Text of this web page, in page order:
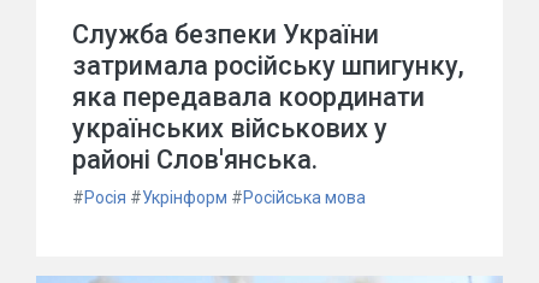
Служба безпеки України
затримала російську шпигунку,
яка передавала координати
українських військових у
районі Слов'янська.
#Росія #Укрінформ #Російська мова